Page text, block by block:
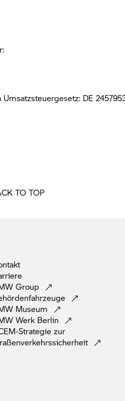
DE
TO TOP
Group
Museum
Werk Berlin
Strategie zur